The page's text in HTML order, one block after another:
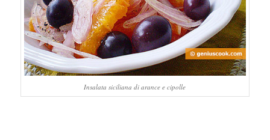
Insalata siciliana di arance e cipolle